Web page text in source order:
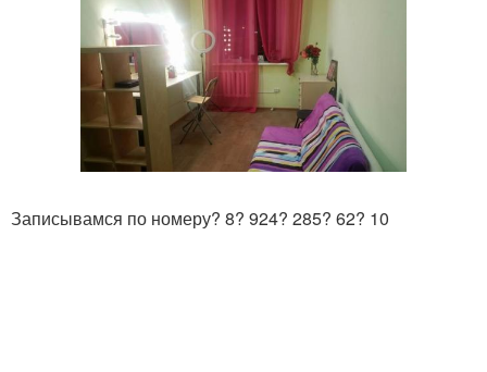
Записывамся по номеру? 8? 924? 285? 62? 10